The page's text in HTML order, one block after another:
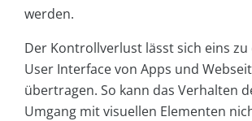
werden.
Der Kontrollverlust lässt sich eins zu
User Interface von Apps und
übertragen. So kann das Verhalten
Umgang mit visuellen Elementen